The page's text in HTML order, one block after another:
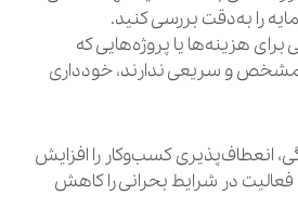
را به‌دقت بررسی کنید.
برای هزینه‌ها یا پروژه‌هایی که
و سریعی ندارند، خودداری
انعطاف‌پذیری کسب‌وکار را افزایش
در شرایط بحرانی را کاهش